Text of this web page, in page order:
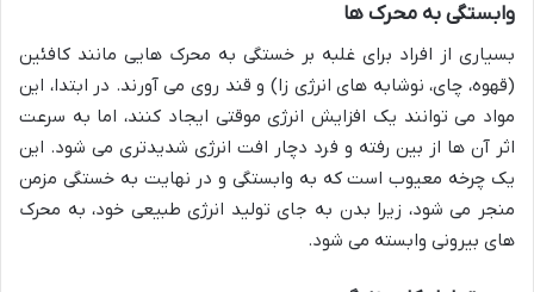
وابستگی به محرک ها
بسیاری از افراد برای غلبه بر خستگی به محرک هایی مانند کافئین
(قهوه، چای، نوشابه های انرژی زا) و قند روی می آورند. در ابتدا، این
مواد می توانند یک افزایش انرژی موقتی ایجاد کنند، اما به سرعت
اثر آن ها از بین رفته و فرد دچار افت انرژی شدیدتری می شود. این
یک چرخه معیوب است که به وابستگی و در نهایت به خستگی مزمن
منجر می شود، زیرا بدن به جای تولید انرژی طبیعی خود، به محرک
های بیرونی وابسته می شود.